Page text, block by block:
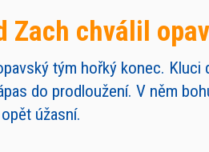
Zach chválil
tým hořký konec.
do prodloužení. V něm
úžasní.